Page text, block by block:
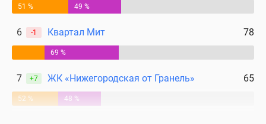
51 % 49 %
6 -1 Квартал Мит 78
69 %
7 +7 ЖК «Нижегородская от Гранель» 65
52 % 48 %